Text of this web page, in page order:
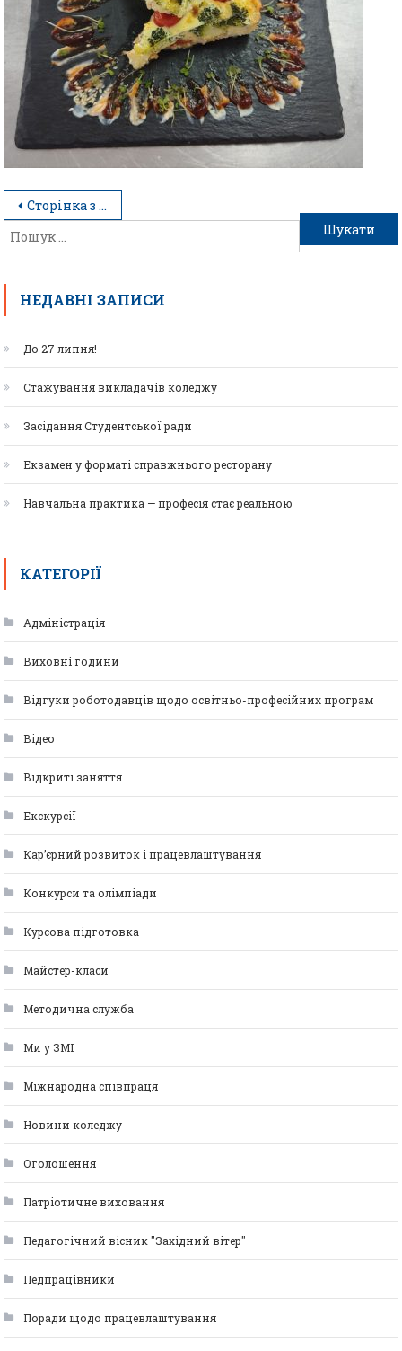
Сторінка з архіву нашого студентського життя
НЕДАВНІ ЗАПИСИ
До 27 липня!
Стажування викладачів коледжу
Засідання Студентської ради
Екзамен у форматі справжнього ресторану
Навчальна практика — професія стає реальною
КАТЕГОРІЇ
Адміністрація
Виховні години
Відгуки роботодавців щодо освітньо-професійних програм
Відео
Відкриті заняття
Екскурсії
Кар’єрний розвиток і працевлаштування
Конкурси та олімпіади
Курсова підготовка
Майстер-класи
Методична служба
Ми у ЗМІ
Міжнародна співпраця
Новини коледжу
Оголошення
Патріотичне виховання
Педагогічний вісник "Західний вітер"
Педпрацівники
Поради щодо працевлаштування